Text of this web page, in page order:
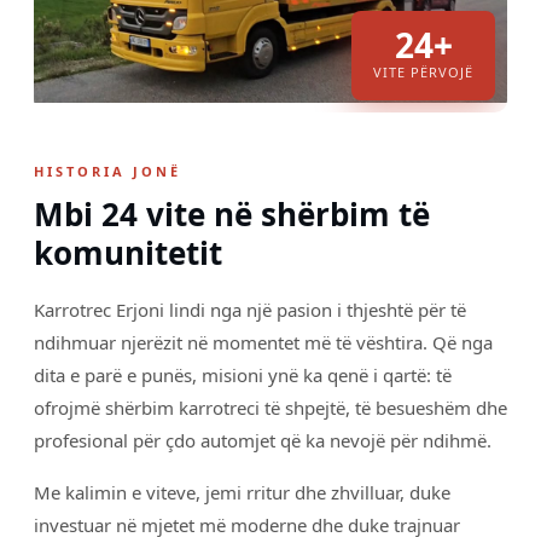
24+
VITE PËRVOJË
HISTORIA JONË
Mbi 24 vite në shërbim të
komunitetit
Karrotrec Erjoni lindi nga një pasion i thjeshtë për të
ndihmuar njerëzit në momentet më të vështira. Që nga
dita e parë e punës, misioni ynë ka qenë i qartë: të
ofrojmë shërbim karrotreci të shpejtë, të besueshëm dhe
profesional për çdo automjet që ka nevojë për ndihmë.
Me kalimin e viteve, jemi rritur dhe zhvilluar, duke
investuar në mjetet më moderne dhe duke trajnuar